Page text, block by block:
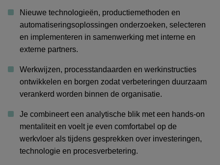
Nieuwe technologieën, productiemethoden en
automatiseringsoplossingen onderzoeken, selecteren
en implementeren in samenwerking met interne en
externe partners.
Werkwijzen, processtandaarden en werkinstructies
ontwikkelen en borgen zodat verbeteringen duurzaam
verankerd worden binnen de organisatie.
Je combineert een analytische blik met een hands-on
mentaliteit en voelt je even comfortabel op de
werkvloer als tijdens gesprekken over investeringen,
technologie en procesverbetering.